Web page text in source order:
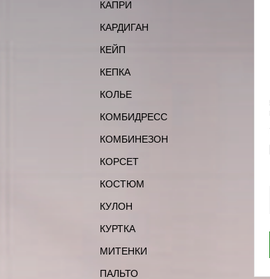
КАПРИ
КАРДИГАН
КЕЙП
КЕПКА
КОЛЬЕ
КОМБИДРЕСС
КОМБИНЕЗОН
КОРСЕТ
КОСТЮМ
КУЛОН
КУРТКА
МИТЕНКИ
ПАЛЬТО